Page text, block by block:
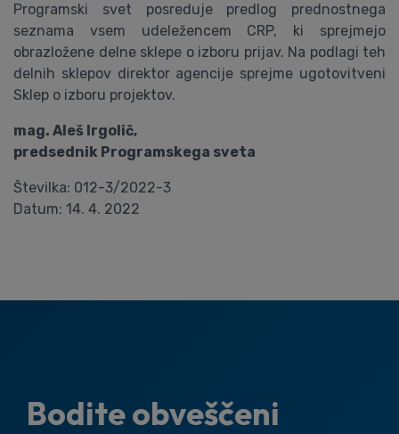
Programski svet posreduje predlog prednostnega
seznama vsem udeležencem CRP, ki sprejmejo
obrazložene delne sklepe o izboru prijav. Na podlagi teh
delnih sklepov direktor agencije sprejme ugotovitveni
Sklep o izboru projektov.
mag. Aleš Irgolič,
predsednik Programskega sveta
Številka: 012-3/2022-3
Datum: 14. 4. 2022
Bodite obveščeni